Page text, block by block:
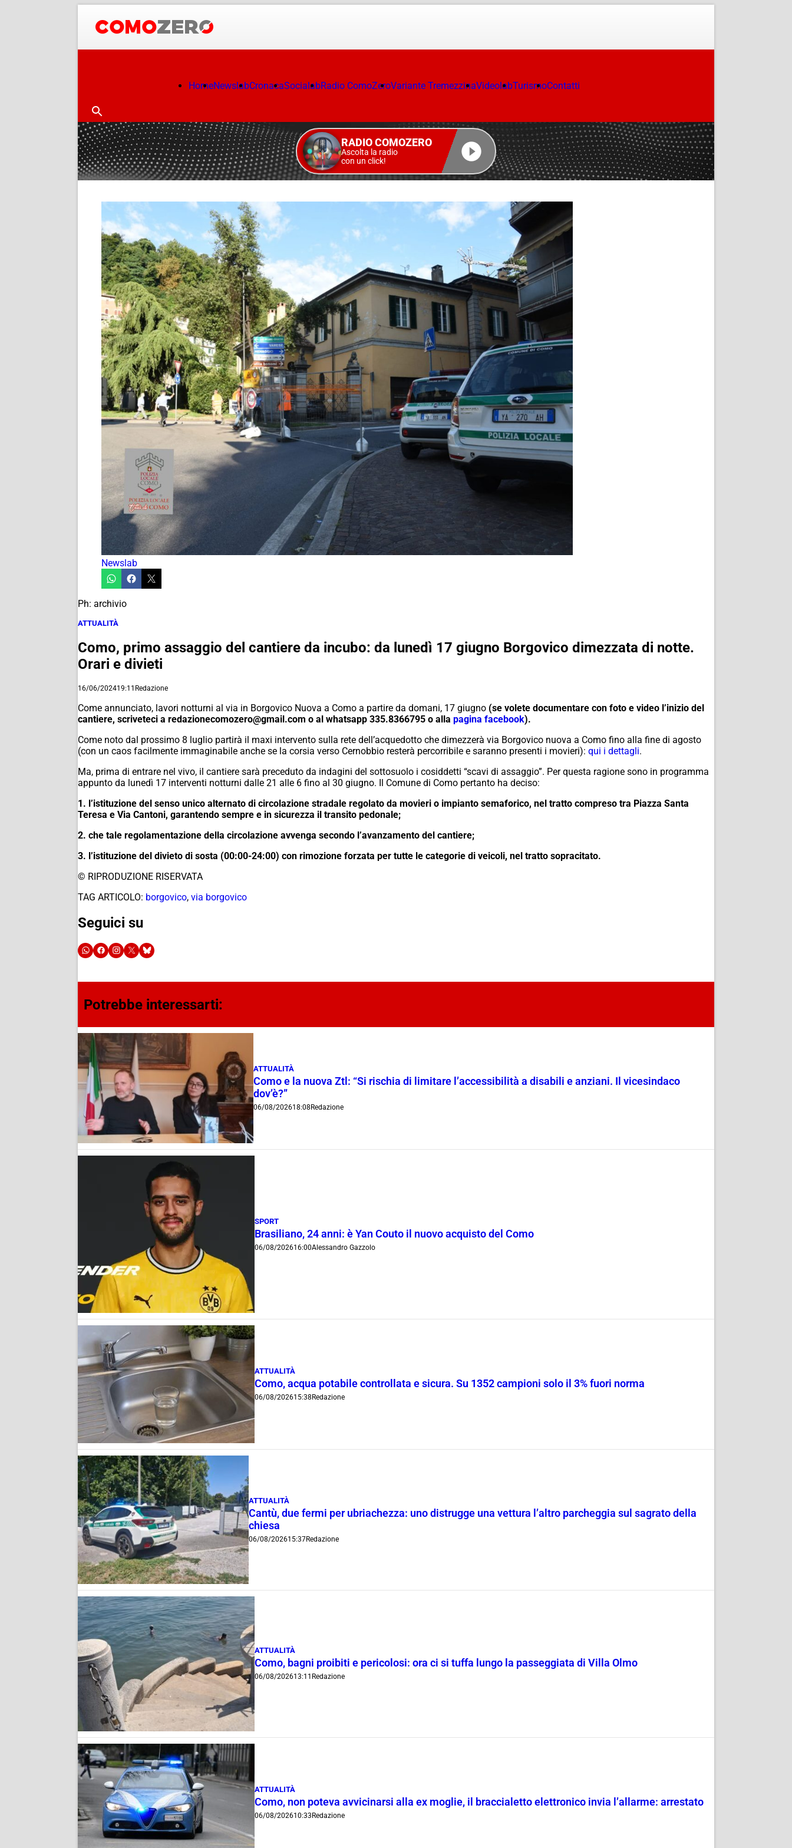
HomeNewslabCronacaSocialabRadio ComoZeroVariante TremezzinaVideolabTurismoContatti
RADIO COMOZERO
Ascolta la radio
con un click!
Newslab
Ph: archivio
ATTUALITÀ
Como, primo assaggio del cantiere da incubo: da lunedì 17 giugno Borgovico dimezzata di notte.
Orari e divieti
16/06/202419:11 Redazione
Come annunciato, lavori notturni al via in Borgovico Nuova a Como a partire da domani, 17 giugno (se volete documentare con foto e video l’inizio del
cantiere, scriveteci a redazionecomozero@gmail.com o al whatsapp 335.8366795 o alla pagina facebook).
Come noto dal prossimo 8 luglio partirà il maxi intervento sulla rete dell’acquedotto che dimezzerà via Borgovico nuova a Como fino alla fine di agosto
(con un caos facilmente immaginabile anche se la corsia verso Cernobbio resterà percorribile e saranno presenti i movieri): qui i dettagli.
Ma, prima di entrare nel vivo, il cantiere sarà preceduto da indagini del sottosuolo i cosiddetti “scavi di assaggio”. Per questa ragione sono in programma
appunto da lunedì 17 interventi notturni dalle 21 alle 6 fino al 30 giugno. Il Comune di Como pertanto ha deciso:
1. l’istituzione del senso unico alternato di circolazione stradale regolato da movieri o impianto semaforico, nel tratto compreso tra Piazza Santa
Teresa e Via Cantoni, garantendo sempre e in sicurezza il transito pedonale;
2. che tale regolamentazione della circolazione avvenga secondo l’avanzamento del cantiere;
3. l’istituzione del divieto di sosta (00:00-24:00) con rimozione forzata per tutte le categorie di veicoli, nel tratto sopracitato.
© RIPRODUZIONE RISERVATA
TAG ARTICOLO: borgovico, via borgovico
Seguici su
Potrebbe interessarti:
ATTUALITÀ
Como e la nuova Ztl: “Si rischia di limitare l’accessibilità a disabili e anziani. Il vicesindaco
dov’è?”
06/08/202618:08 Redazione
SPORT
Brasiliano, 24 anni: è Yan Couto il nuovo acquisto del Como
06/08/202616:00Alessandro Gazzolo
ATTUALITÀ
Como, acqua potabile controllata e sicura. Su 1352 campioni solo il 3% fuori norma
06/08/202615:38 Redazione
ATTUALITÀ
Cantù, due fermi per ubriachezza: uno distrugge una vettura l’altro parcheggia sul sagrato della
chiesa
06/08/202615:37Redazione
ATTUALITÀ
Como, bagni proibiti e pericolosi: ora ci si tuffa lungo la passeggiata di Villa Olmo
06/08/202613:11 Redazione
ATTUALITÀ
Como, non poteva avvicinarsi alla ex moglie, il braccialetto elettronico invia l’allarme: arrestato
06/08/202610:33 Redazione